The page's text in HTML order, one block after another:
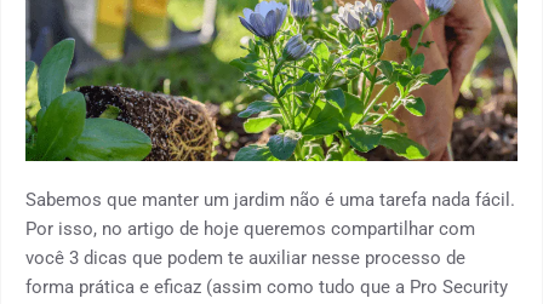
Sabemos que manter um jardim não é uma tarefa nada fácil.
Por isso, no artigo de hoje queremos compartilhar com
você 3 dicas que podem te auxiliar nesse processo de
forma prática e eficaz (assim como tudo que a Pro Security